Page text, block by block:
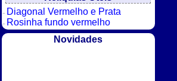
Diagonal Vermelho e Prata
Rosinha fundo vermelho
Novidades